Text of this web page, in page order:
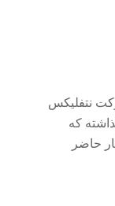
نتفلیکس
که
حاضر